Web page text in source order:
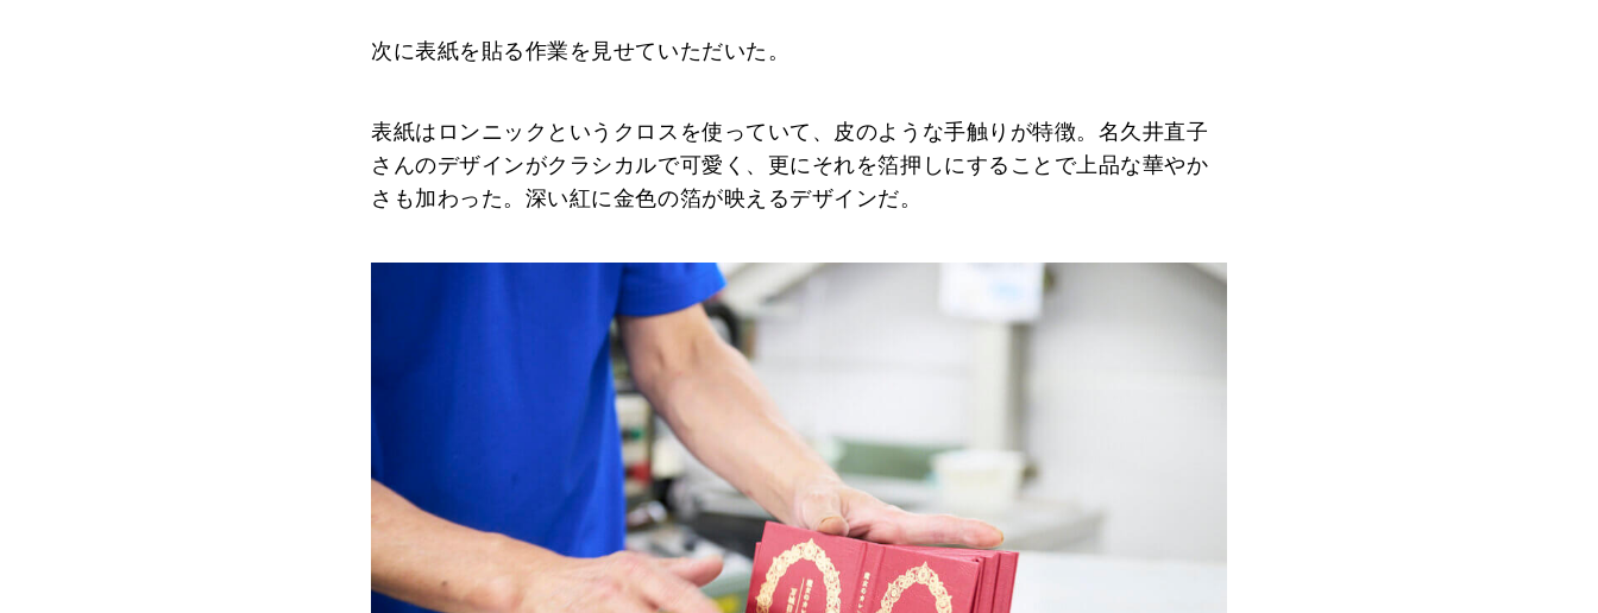
次に表紙を貼る作業を見せていただいた。
表紙はロンニックというクロスを使っていて、皮のような手触りが特徴。名久井直子
さんのデザインがクラシカルで可愛く、更にそれを箔押しにすることで上品な華やか
さも加わった。深い紅に金色の箔が映えるデザインだ。